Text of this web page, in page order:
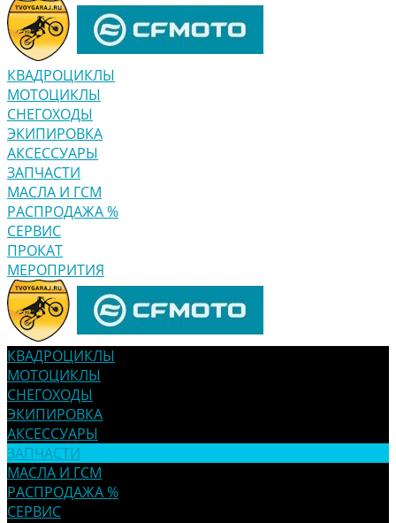
КВАДРОЦИКЛЫ
МОТОЦИКЛЫ
СНЕГОХОДЫ
ЭКИПИРОВКА
АКСЕССУАРЫ
ЗАПЧАСТИ
МАСЛА И ГСМ
РАСПРОДАЖА %
СЕРВИС
ПРОКАТ
МЕРОПРИТИЯ
КВАДРОЦИКЛЫ
МОТОЦИКЛЫ
СНЕГОХОДЫ
ЭКИПИРОВКА
АКСЕССУАРЫ
ЗАПЧАСТИ
МАСЛА И ГСМ
РАСПРОДАЖА %
СЕРВИС